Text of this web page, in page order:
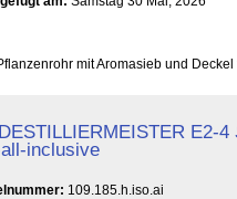
mit Aromasieb und
E2-4
inclusive
109.185.h.iso.ai